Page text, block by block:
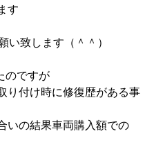
す
い致します（＾＾）
のですが
り付け時に修復歴がある事
いの結果車両購入額での